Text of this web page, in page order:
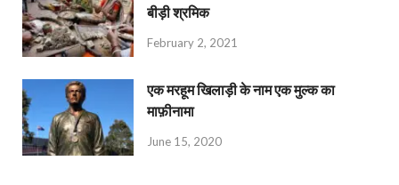
बीड़ी श्रमिक
February 2, 2021
एक मरहूम खिलाड़ी के नाम एक मुल्क का
माफ़ीनामा
June 15, 2020